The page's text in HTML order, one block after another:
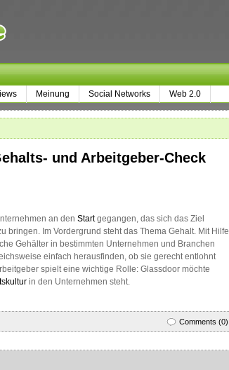
Meinung Social Networks Web 2.0
und Arbeitgeber-Check
an den Startgegangen, das sich das Ziel
bringen. Im Vordergrund steht das Thema Gehalt. Mit Hilfe
Gehälter in bestimmten Unternehmen und Branchen
einfach herausfinden, ob sie gerecht entlohnt
spielt eine wichtige Rolle: Glassdoor möchte
in den Unternehmen steht.
Comments (0)